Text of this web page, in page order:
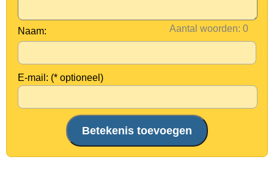
Aantal woorden:
Naam:
E-mail: (* optioneel)